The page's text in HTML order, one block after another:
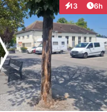
13
Interaktionen
6h